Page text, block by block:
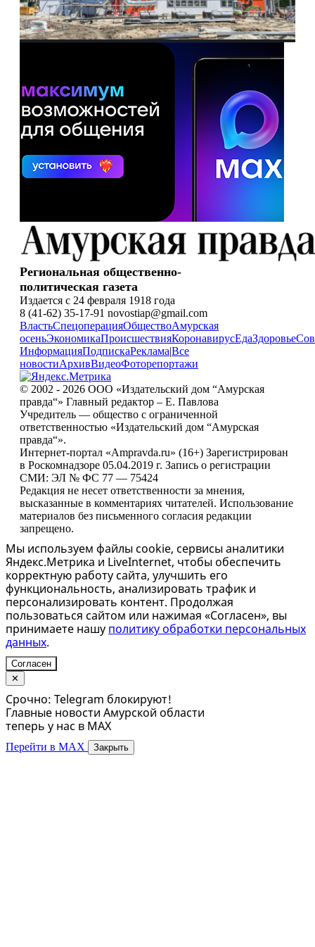
Региональная общественно-
политическая газета
Издается с 24 февраля 1918 года
8 (41-62) 35-17-91 novostiap@gmail.com
ВластьСпецоперацияОбществоАмурская
осеньЭкономикаПроисшествияКоронавирусЕдаЗдоровье
ИнформацияПодпискаРеклама|Все
новостиАрхивВидеоФоторепортажи
© 2002 - 2026 ООО «Издательский дом “Амурская
правда“» Главный редактор – Е. Павлова
Учредитель — общество с ограниченной
ответственностью «Издательский дом “Амурская
правда“».
Интернет-портал «Ampravda.ru» (16+) Зарегистрирован
в Роскомнадзоре 05.04.2019 г. Запись о регистрации
СМИ: ЭЛ № ФС 77 — 75424
Редакция не несет ответственности за мнения,
высказанные в комментариях читателей. Использование
материалов без письменного согласия редакции
запрещено.
Мы используем файлы cookie, сервисы аналитики
Яндекс.Метрика и LiveInternet, чтобы обеспечить
корректную работу сайта, улучшить его
функциональность, анализировать трафик и
персонализировать контент. Продолжая
пользоваться сайтом или нажимая «Согласен», вы
принимаете нашу политику обработки персональных
данных.
Согласен
✕
Срочно: Telegram блокируют!
Главные новости Амурской области
теперь у нас в MAX
Перейти в MAX Закрыть